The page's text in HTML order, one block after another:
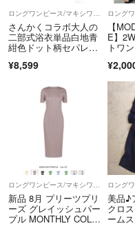
ロングワンピース/マキシワンピース
さんかくコラボ大人の
二部式浴衣単品白地青
紺色ドット柄セパレー
¥8,599
【
E】
トワ
ロングワンピース/マキシワンピース
新品 8月 プリーツプリ
ーズ グレイッシュパー
プル MONTHLY COLO
美品♪
クロ
ーム